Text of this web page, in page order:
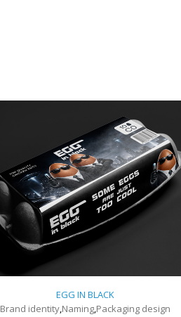
EGG IN BLACK
Brand identity,Naming,Packaging design